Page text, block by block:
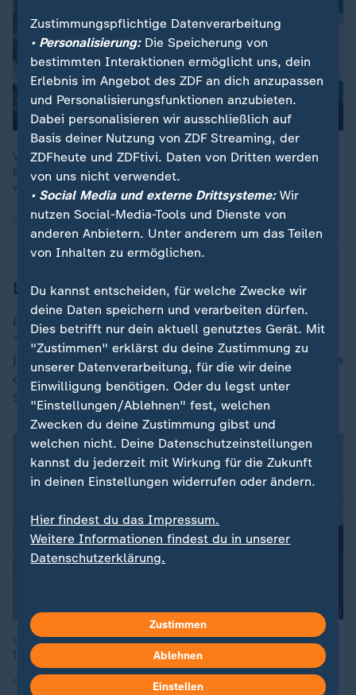
Vor einem Jahr beendete eine Offensive nach fast 14 Jahren
Bürgerkrieg die Assad-Herrschaft in Syrien. Doch die Lage ist
weiterhin instabil, viele Orte sind stark zerstört.
08.12.2025 | 1:50 min
Luftangriffe des US-Militärs
Das US-Militär nennt den neuen Einsatz gegen den IS
"Hawkeye Strike". Der Name sollte vermutlich die
jüngst getöteten US-Soldaten ehren: Sie stammten aus
dem Bundesstaat Iowa, dessen Spitzname "Hawkeye
State" ist.
Laut Pete Hegseth sollen bei der Operation "Hawkeye Strike"
IS-Kämpfer, Infrastruktur und Waffenlager vernichtet werden.
Quelle: dpa
Zustimmungspflichtige Datenverarbeitung
• Personalisierung:Die Speicherung von
bestimmten Interaktionen ermöglicht uns, dein
Erlebnis im Angebot des ZDF an dich anzupassen
und Personalisierungsfunktionen anzubieten.
Dabei personalisieren wir ausschließlich auf
Basis deiner Nutzung von ZDF Streaming, der
ZDFheute und ZDFtivi. Daten von Dritten werden
von uns nicht verwendet.
• Social Media und externe Drittsysteme:Wir
nutzen Social-Media-Tools und Dienste von
anderen Anbietern. Unter anderem um das Teilen
von Inhalten zu ermöglichen.
Du kannst entscheiden, für welche Zwecke wir
deine Daten speichern und verarbeiten dürfen.
Dies betrifft nur dein aktuell genutztes Gerät. Mit
"Zustimmen" erklärst du deine Zustimmung zu
unserer Datenverarbeitung, für die wir deine
Einwilligung benötigen. Oder du legst unter
"Einstellungen/Ablehnen" fest, welchen
Zwecken du deine Zustimmung gibst und
welchen nicht. Deine Datenschutzeinstellungen
kannst du jederzeit mit Wirkung für die Zukunft
in deinen Einstellungen widerrufen oder ändern.
Hier findest du das Impressum.
Weitere Informationen findest du in unserer
Datenschutzerklärung.
Zustimmen
Ablehnen
Einstellen